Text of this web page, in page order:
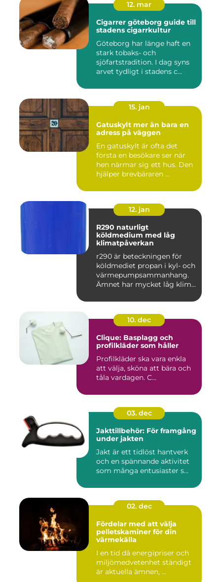
12. mar
Cigarrer göteborg guide till
stadens cigarrkultur
Göteborg har länge haft en
stark tobaks- och
sjöfartstradition. I dag syns
arvet tydligt i stadens c...
15. jan
Gatuskylt mer än bara en
adress på väggen
En gatuskylt är ofta det
första en besökare ser när
hen närmar sig ett hus. Den
hjälper brevbäraren ...
12. jan
R290 naturligt
köldmedium med låg
klimatpåverkan
r290 är beteckningen för
köldmediet propan i kyl- och
värmepumpsammanhang.
Ämnet har mycket låg klim...
10. dec
Clique: Basplagg och
profilkläder som håller
Profilkläder ska vara enkla
att välja, sköna att bära och
tåla vardagen. C...
03. dec
Jakttillbehör: För framgång
under jakten
Jakt är ett tidlöst hantverk
och en spännande aktivitet
som många entusiaster s...
02. dec
Fördelar med att välja
pelletskaminer för din
värmekälla
I en tid då energipriser och
miljömedvetenhet ständigt
är aktuella ämnen, ...